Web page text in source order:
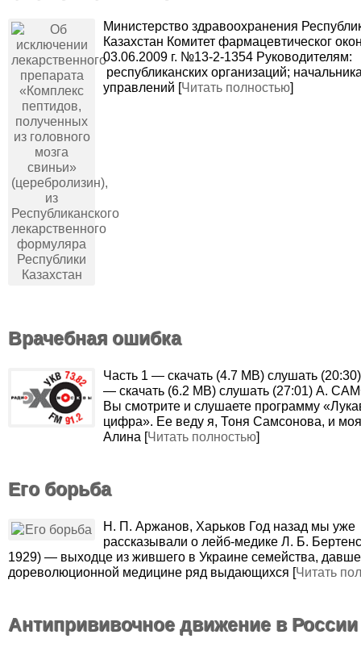
Министерство здравоохранения
Казахстан Комитет фармацевтическог
03.06.2009 г. №13-2-1354 Руководителям:
республиканских организаций;
управлений [Читать полностью]
Врачебная ошибка
Часть 1 — скачать (4.7 MB) слушать
— скачать (6.2 MB) слушать (27:01) А.
Вы смотрите и слушаете программу
цифра». Ее веду я, Тоня Самсонова, и моя
Алина [Читать полностью]
Его борьба
Н. П. Аржанов, Харьков Год назад мы уже
рассказывали о лейб-медике Л. Б.
1929) — выходце из жившего в Украине семейства,
дореволюционной медицине ряд выдающихся [Читать
Антипрививочное движение в России